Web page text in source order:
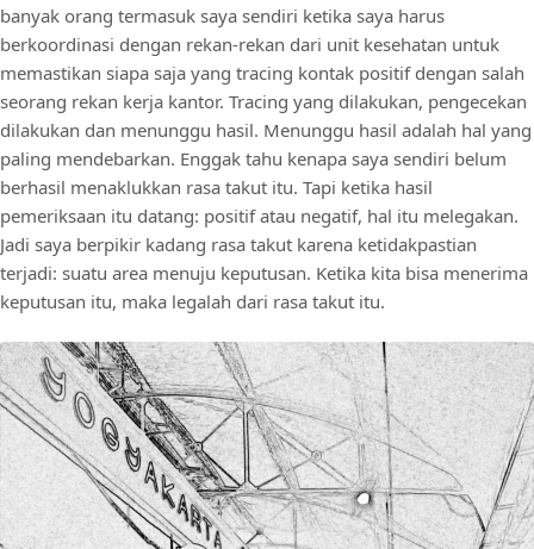
banyak orang termasuk saya sendiri ketika saya harus
berkoordinasi dengan rekan-rekan dari unit kesehatan untuk
memastikan siapa saja yang tracing kontak positif dengan salah
seorang rekan kerja kantor. Tracing yang dilakukan, pengecekan
dilakukan dan menunggu hasil. Menunggu hasil adalah hal yang
paling mendebarkan. Enggak tahu kenapa saya sendiri belum
berhasil menaklukkan rasa takut itu. Tapi ketika hasil
pemeriksaan itu datang: positif atau negatif, hal itu melegakan.
Jadi saya berpikir kadang rasa takut karena ketidakpastian
terjadi: suatu area menuju keputusan. Ketika kita bisa menerima
keputusan itu, maka legalah dari rasa takut itu.